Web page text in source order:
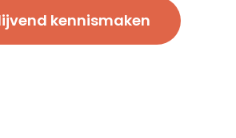
kennismaken